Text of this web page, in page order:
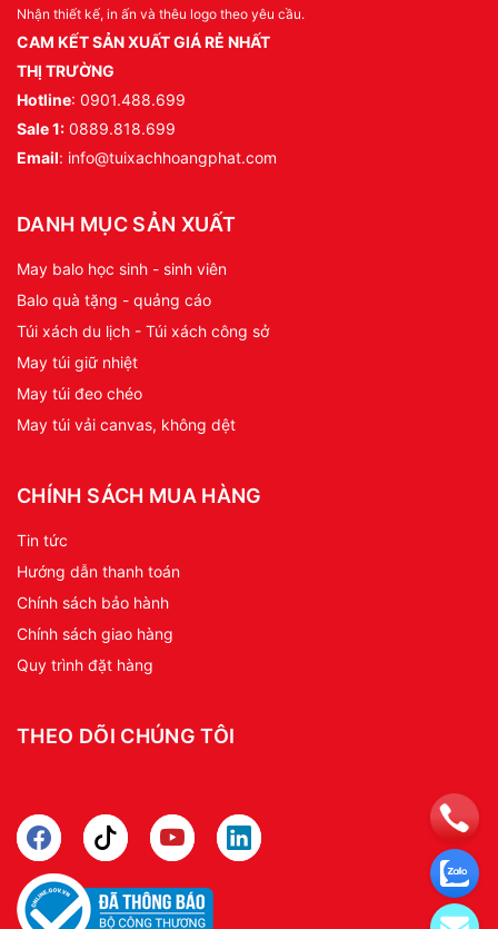
Nhận thiết kế, in ấn và thêu logo theo yêu cầu.
CAM KẾT SẢN XUẤT GIÁ RẺ NHẤT
THỊ TRƯỜNG
Hotline: 0901.488.699
Sale 1: 0889.818.699
Email: info@tuixachhoangphat.com
DANH MỤC SẢN XUẤT
May balo học sinh - sinh viên
Balo quà tặng - quảng cáo
Túi xách du lịch - Túi xách công sở
May túi giữ nhiệt
May túi đeo chéo
May túi vải canvas, không dệt
CHÍNH SÁCH MUA HÀNG
Tin tức
Hướng dẫn thanh toán
Chính sách bảo hành
Chính sách giao hàng
Quy trình đặt hàng
THEO DÕI CHÚNG TÔI